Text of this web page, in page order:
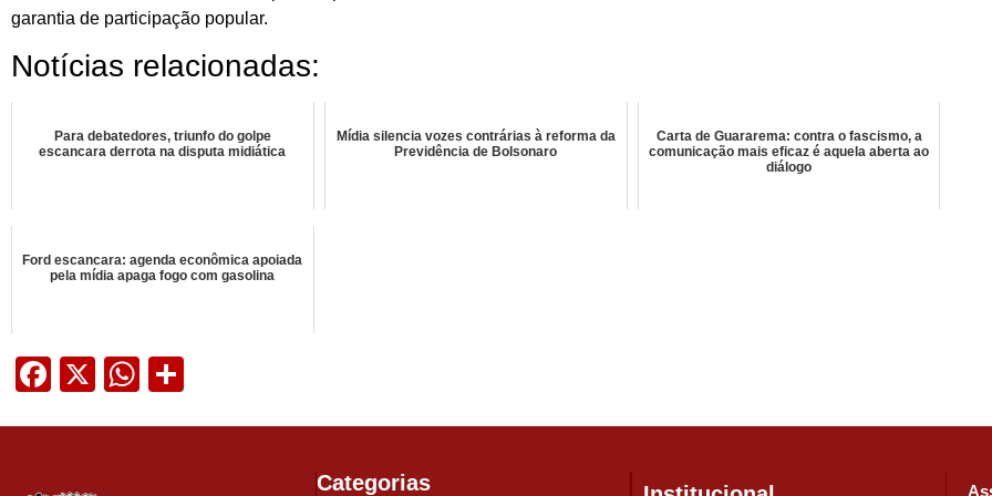
garantia de participação popular.
Notícias relacionadas:
Para debatedores, triunfo do golpe
escancara derrota na disputa midiática
Mídia silencia vozes contrárias à reforma da
Previdência de Bolsonaro
Carta de Guararema: contra o fascismo, a
comunicação mais eficaz é aquela aberta ao
diálogo
Ford escancara: agenda econômica apoiada
pela mídia apaga fogo com gasolina
Facebook
X WhatsApp
Categorias